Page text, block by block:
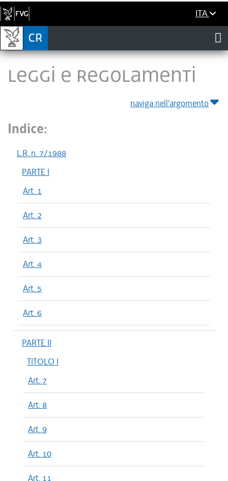
ITA
LEGGI E REGOLAMENTI
naviga nell'argomento
Indice:
L.R. n. 7/1988
PARTE I
Art. 1
Art. 2
Art. 3
Art. 4
Art. 5
Art. 6
PARTE II
TITOLO I
Art. 7
Art. 8
Art. 9
Art. 10
Art. 11